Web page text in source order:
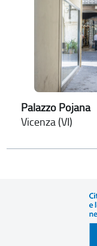
Palazzo Pojana
Vicenza (VI)